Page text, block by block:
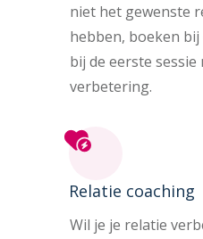
niet het gewenste
hebben, boeken
bij de eerste
verbetering.
Relatie coaching
Wil je je relatie